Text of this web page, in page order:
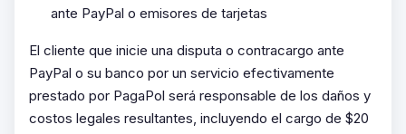
ante PayPal o emisores de tarjetas
El cliente que inicie una disputa o contracargo ante
PayPal o su banco por un servicio efectivamente
prestado por PagaPol será responsable de los daños y
costos legales resultantes, incluyendo el cargo de $20